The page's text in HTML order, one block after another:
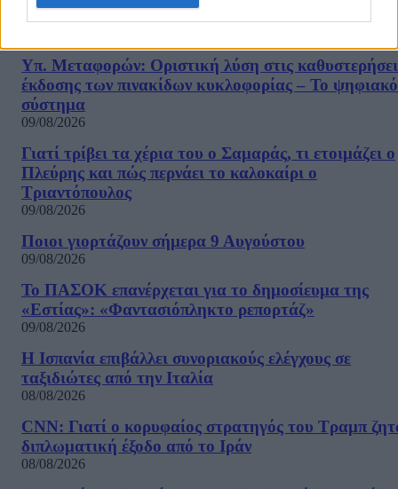
ΡΟΗ ΕΙΔΗΣΕΩΝ
Υπ. Μεταφορών: Οριστική λύση στις
έκδοσης των πινακίδων κυκλοφορίας – Το ψηφιακό
σύστημα
09/08/2026
Γιατί τρίβει τα χέρια του ο Σαμαράς, τι ετοιμάζει ο
Πλεύρης και πώς περνάει το καλοκαίρι ο
Τριαντόπουλος
09/08/2026
Ποιοι γιορτάζουν σήμερα 9 Αυγούστου
09/08/2026
Το ΠΑΣΟΚ επανέρχεται για το δημοσίευμα της
«Εστίας»: «Φαντασιόπληκτο ρεπορτάζ»
09/08/2026
Η Ισπανία επιβάλλει συνοριακούς ελέγχους σε
ταξιδιώτες από την Ιταλία
08/08/2026
CNN: Γιατί ο κορυφαίος στρατηγός του Τραμπ
διπλωματική έξοδο από το Ιράν
08/08/2026